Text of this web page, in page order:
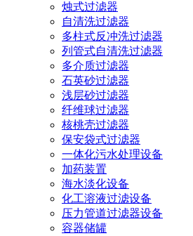
烛式过滤器
自清洗过滤器
多柱式反冲洗过滤器
列管式自清洗过滤器
多介质过滤器
石英砂过滤器
浅层砂过滤器
纤维球过滤器
核桃壳过滤器
保安袋式过滤器
一体化污水处理设备
加药装置
海水淡化设备
化工溶液过滤设备
压力管道过滤器设备
容器储罐